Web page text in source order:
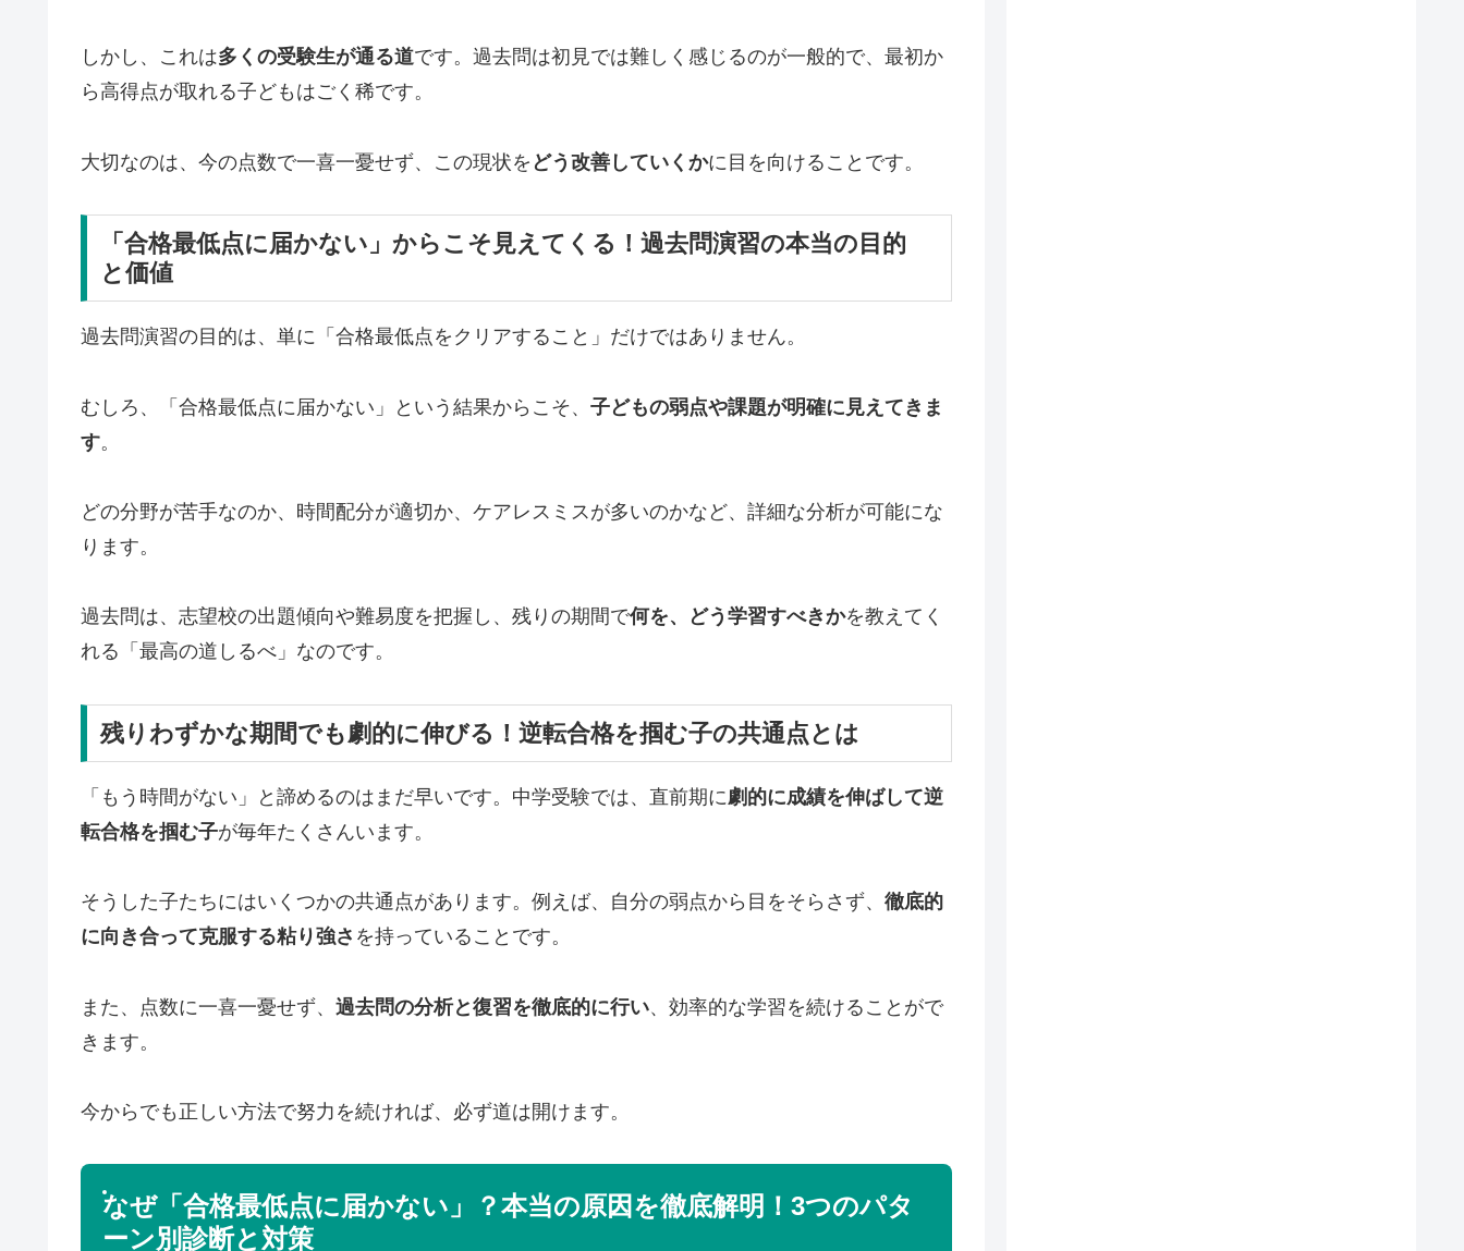
しかし、これは多くの受験生が通る道です。過去問は初見では難しく感じるのが一般的で、最初か
ら高得点が取れる子どもはごく稀です。
大切なのは、今の点数で一喜一憂せず、この現状を どう改善していくかに目を向けることです。
「合格最低点に届かない」からこそ見えてくる！過去問演習の本当の目的
と価値
過去問演習の目的は、単に「合格最低点をクリアすること」だけではありません。
むしろ、「合格最低点に届かない」という結果からこそ、 子どもの弱点や課題が明確に見えてきま
す。
どの分野が苦手なのか、時間配分が適切か、ケアレスミスが多いのかなど、詳細な分析が可能にな
ります。
過去問は、志望校の出題傾向や難易度を把握し、残りの期間で何を、どう学習すべきかを教えてく
れる「最高の道しるべ」なのです。
残りわずかな期間でも劇的に伸びる！逆転合格を掴む子の共通点とは
「もう時間がない」と諦めるのはまだ早いです。中学受験では、直前期に劇的に成績を伸ばして逆
転合格を掴む子が毎年たくさんいます。
そうした子たちにはいくつかの共通点があります。例えば、自分の弱点から目をそらさず、 徹底的
に向き合って克服する粘り強さ を持っていることです。
また、点数に一喜一憂せず、 過去問の分析と復習を徹底的に行い、効率的な学習を続けることがで
きます。
今からでも正しい方法で努力を続ければ、必ず道は開けます。
なぜ「合格最低点に届かない」？本当の原因を徹底解明！3つのパタ
ーン別診断と対策